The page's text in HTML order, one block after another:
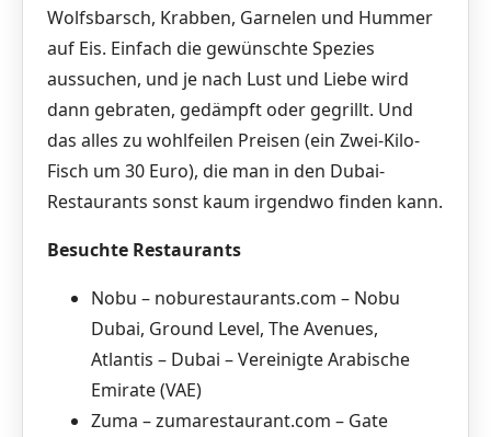
Wolfsbarsch, Krabben, Garnelen und Hummer
auf Eis. Einfach die gewünschte Spezies
aussuchen, und je nach Lust und Liebe wird
dann gebraten, gedämpft oder gegrillt. Und
das alles zu wohlfeilen Preisen (ein Zwei-Kilo-
Fisch um 30 Euro), die man in den Dubai-
Restaurants sonst kaum irgendwo finden kann.
Besuchte Restaurants
Nobu – noburestaurants.com – Nobu
Dubai, Ground Level, The Avenues,
Atlantis – Dubai – Vereinigte Arabische
Emirate (VAE)
Zuma – zumarestaurant.com – Gate